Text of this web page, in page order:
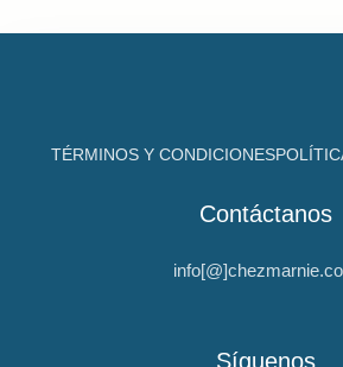
TÉRMINOS Y CONDICIONES
Contáctanos
Síguenos